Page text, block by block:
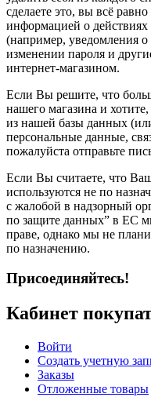
сделаете это, вы всё
информацией о
(например, уведомления о
изменении пароля и
интернет-магазином.
Если Вы решите, что
нашего магазина и
из нашей базы данных
персональные данные,
пожалуйста отправьте
Если Вы считаете, что
используются не по
с жалобой в надзорный
по защите данных” в ЕС
праве, однако мы не
по назначению.
Присоединяйтесь!
Кабинет
Войти
Создать учетную
Заказы
Отложенные товары